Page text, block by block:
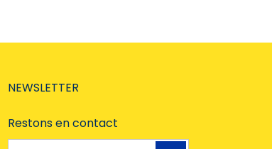
NEWSLETTER
Restons en contact